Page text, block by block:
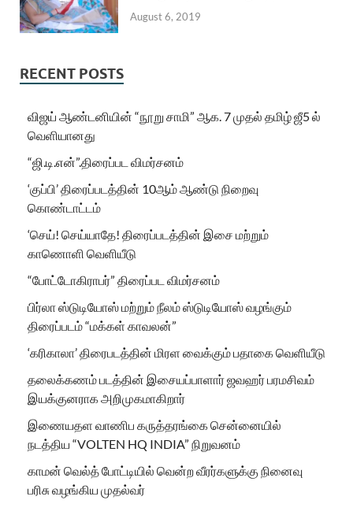
August 6, 2019
RECENT POSTS
விஜய் ஆண்டனியின் “நூறு சாமி” ஆக. 7 முதல் தமிழ் ஜீ5 ல்
வெளியானது
“ஜி.டி.என்”.திரைப்பட விமர்சனம்
‘குப்பி’ திரைப்படத்தின் 10ஆம் ஆண்டு நிறைவு
கொண்டாட்டம்
‘செய்! செய்யாதே! திரைப்படத்தின் இசை மற்றும்
காணொளி வெளியீடு
“போட்டோகிராபர்” திரைப்பட விமர்சனம்
பிர்லா ஸ்டுடியோஸ் மற்றும் நீலம் ஸ்டுடியோஸ் வழங்கும்
திரைப்படம் “மக்கள் காவலன்”
‘கரிகாலா’ திரைபடத்தின் மிரள வைக்கும் பதாகை வெளியீடு
தலைக்கணம் படத்தின் இசையப்பாளார் ஜவஹர் பரமசிவம்
இயக்குனராக அறிமுகமாகிறார்
இணையதள வாணிப கருத்தரங்கை சென்னையில்
நடத்திய “VOLTEN HQ INDIA” நிறுவனம்
காமன் வெல்த் போட்டியில் வென்ற வீரர்களுக்கு நினைவு
பரிசு வழங்கிய முதல்வர்